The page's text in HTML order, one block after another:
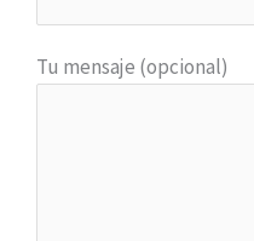
Tu mensaje (opcional)